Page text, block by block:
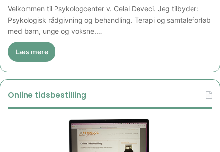
Velkommen til Psykologcenter v. Celal Deveci. Jeg tilbyder:
Psykologisk rådgivning og behandling. Terapi og samtaleforløb
med børn, unge og voksne.…
Læs mere
Online tidsbestilling